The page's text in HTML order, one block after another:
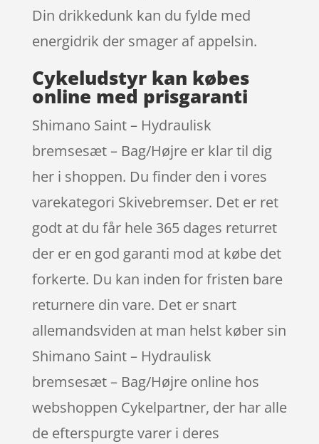
Din drikkedunk kan du fylde med
energidrik der smager af appelsin.
Cykeludstyr kan købes
online med prisgaranti
Shimano Saint – Hydraulisk
bremsesæt – Bag/Højre er klar til dig
her i shoppen. Du finder den i vores
varekategori Skivebremser. Det er ret
godt at du får hele 365 dages returret
der er en god garanti mod at købe det
forkerte. Du kan inden for fristen bare
returnere din vare. Det er snart
allemandsviden at man helst køber sin
Shimano Saint – Hydraulisk
bremsesæt – Bag/Højre online hos
webshoppen Cykelpartner, der har alle
de efterspurgte varer i deres